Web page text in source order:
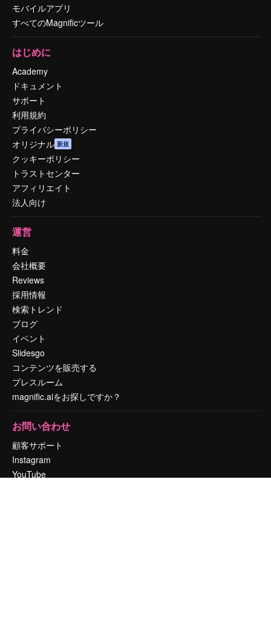
モバイルアプリ
すべてのMagnificツール
はじめに
Academy
ドキュメント
サポート
利用規約
プライバシーポリシー
オリジナル 新規
クッキーポリシー
トラストセンター
アフィリエイト
法人向け
運営
料金
会社概要
Reviews
採用情報
検索トレンド
ブログ
イベント
Slidesgo
コンテンツを販売する
プレスルーム
magnific.aiをお探しですか？
お問い合わせ
顧客サポート
Instagram
YouTube